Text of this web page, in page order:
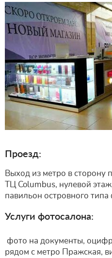
Проезд:
Выход из метро в сторону
ТЦ Columbus, нулевой
павильон островного
Услуги фотосалона:
фото на документы,
рядом с метро Пражская,